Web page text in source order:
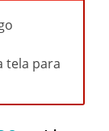
tela para